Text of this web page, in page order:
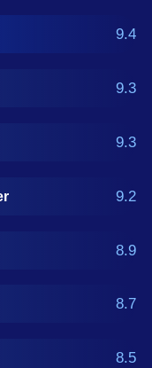
特卡普
琴什么牌
您作为选
数据推荐
9.4
9.3
9.3
9.2
8.9
8.7
8.5